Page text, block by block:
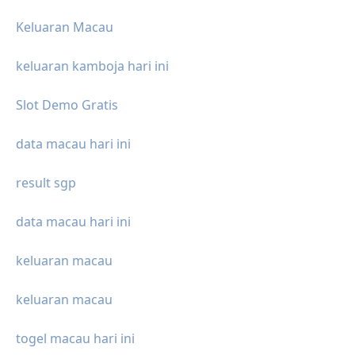
Keluaran Macau
keluaran kamboja hari ini
Slot Demo Gratis
data macau hari ini
result sgp
data macau hari ini
keluaran macau
keluaran macau
togel macau hari ini